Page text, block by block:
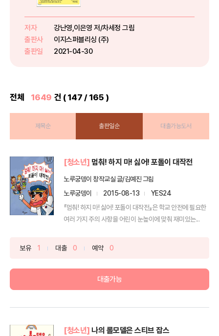
습 방법은 따로 있어요! ‘7살 첫 수
학’은 시계 보는 방법을 원리로 익
힌 후, 아이들의 실생활...
저자
강난영,이은영 저/차세정 그림
출판사
이지스퍼블리싱 (주)
출판일
2021-04-30
전체 1649 건 ( 147 / 165 )
제목순 출판일순 대출가능도서
[청소년] 멈춰! 하지 마! 싫어! 포돌이 대작전
노루궁뎅이 창작교실 글/김예진 그림
노루궁뎅이
2015-08-13
YES24
『멈춰! 하지 마! 싫어! 포돌이 대작전』은 학교 안전에 필요한
여러 가지 주의 사항을 어린이 눈높이에 맞춰 재미있는...
보유 1 대출 0 예약 0
대출가능
[청소년] 나의 롤모델은 스티브 잡스